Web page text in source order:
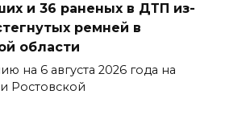
Ростова»
2026 20:12
по
и 36 раненых в ДТП из-
ремней в
области
на 6 августа 2026 года на
Ростовской